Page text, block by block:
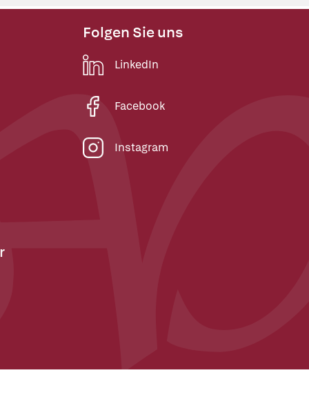
Folgen Sie uns
LinkedIn
Facebook
Instagram